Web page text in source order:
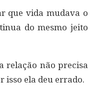
que vida mudava o
do mesmo jeito
relação não precisa
isso ela deu errado.